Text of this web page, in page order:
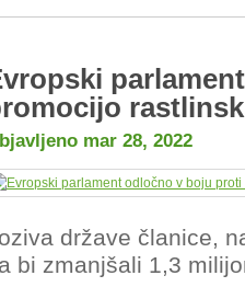
mar 28, 2022
države članice,
bi zmanjšali 1,3